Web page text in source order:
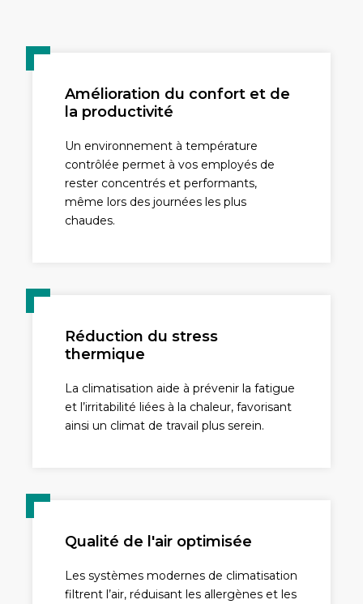
Amélioration du confort et de
la productivité
Un environnement à température
contrôlée permet à vos employés de
rester concentrés et performants,
même lors des journées les plus
chaudes.
Réduction du stress
thermique
La climatisation aide à prévenir la fatigue
et l’irritabilité liées à la chaleur, favorisant
ainsi un climat de travail plus serein.
Qualité de l'air optimisée
Les systèmes modernes de climatisation
filtrent l’air, réduisant les allergènes et les